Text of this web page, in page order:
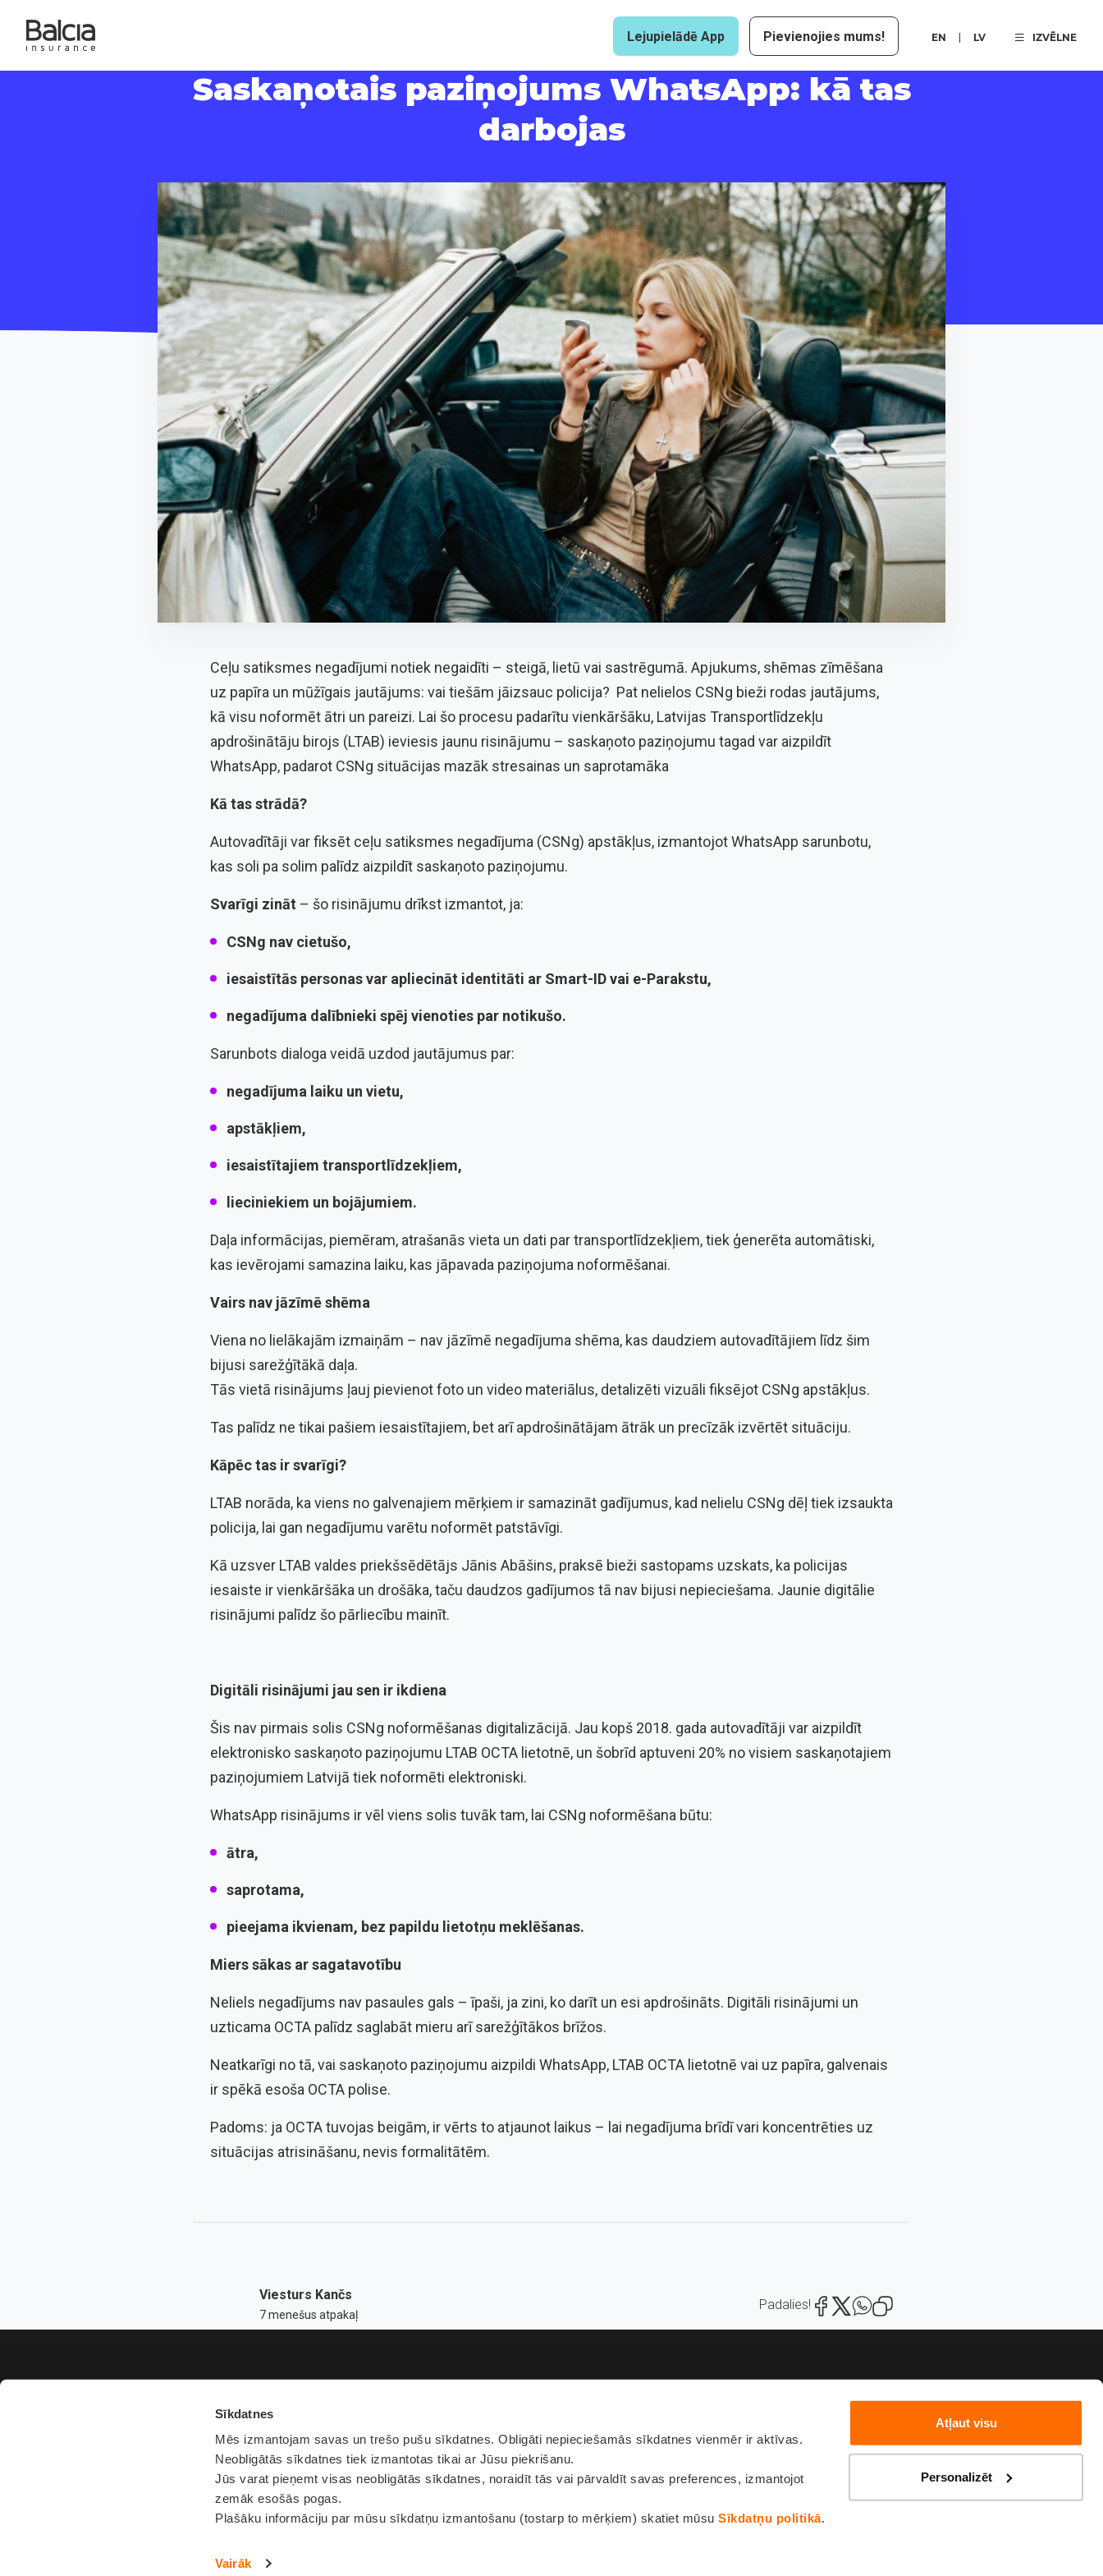
Sīkdatnes
Mēs izmantojam savas un trešo pušu sīkdatnes. Obligāti nepieciešamās sīkdatnes vienmēr ir aktīvas.
Neobligātās sīkdatnes tiek izmantotas tikai ar Jūsu piekrišanu.
Jūs varat pieņemt visas neobligātās sīkdatnes, noraidīt tās vai pārvaldīt savas preferences, izmantojot
zemāk esošās pogas.
Plašāku informāciju par mūsu sīkdatņu izmantošanu (tostarp to mērķiem) skatiet mūsuSīkdatņu politikā.
Vairāk
Atļaut visu
Personalizēt
Lejupielādē App Pievienojies mums! EN LV IZVĒLNE
Saskaņotais paziņojums WhatsApp: kā tas
darbojas
Ceļu satiksmes negadījumi notiek negaidīti – steigā, lietū vai sastrēgumā. Apjukums, shēmas zīmēšana
uz papīra un mūžīgais jautājums: vai tiešām jāizsauc policija? Pat nelielos CSNg bieži rodas jautājums,
kā visu noformēt ātri un pareizi. Lai šo procesu padarītu vienkāršāku, Latvijas Transportlīdzekļu
apdrošinātāju birojs (LTAB) ieviesis jaunu risinājumu – saskaņoto paziņojumu tagad var aizpildīt
WhatsApp, padarot CSNg situācijas mazāk stresainas un saprotamāka
Kā tas strādā?
Autovadītāji var fiksēt ceļu satiksmes negadījuma (CSNg) apstākļus, izmantojot WhatsApp sarunbotu,
kas soli pa solim palīdz aizpildīt saskaņoto paziņojumu.
Svarīgi zināt – šo risinājumu drīkst izmantot, ja:
CSNg nav cietušo,
iesaistītās personas var apliecināt identitāti ar Smart-ID vai e-Parakstu,
negadījuma dalībnieki spēj vienoties par notikušo.
Sarunbots dialoga veidā uzdod jautājumus par:
negadījuma laiku un vietu,
apstākļiem,
iesaistītajiem transportlīdzekļiem,
lieciniekiem un bojājumiem.
Daļa informācijas, piemēram, atrašanās vieta un dati par transportlīdzekļiem, tiek ģenerēta automātiski,
kas ievērojami samazina laiku, kas jāpavada paziņojuma noformēšanai.
Vairs nav jāzīmē shēma
Viena no lielākajām izmaiņām – nav jāzīmē negadījuma shēma, kas daudziem autovadītājiem līdz šim
bijusi sarežģītākā daļa.
Tās vietā risinājums ļauj pievienot foto un video materiālus, detalizēti vizuāli fiksējot CSNg apstākļus.
Tas palīdz ne tikai pašiem iesaistītajiem, bet arī apdrošinātājam ātrāk un precīzāk izvērtēt situāciju.
Kāpēc tas ir svarīgi?
LTAB norāda, ka viens no galvenajiem mērķiem ir samazināt gadījumus, kad nelielu CSNg dēļ tiek izsaukta
policija, lai gan negadījumu varētu noformēt patstāvīgi.
Kā uzsver LTAB valdes priekšsēdētājs Jānis Abāšins, praksē bieži sastopams uzskats, ka policijas
iesaiste ir vienkāršāka un drošāka, taču daudzos gadījumos tā nav bijusi nepieciešama. Jaunie digitālie
risinājumi palīdz šo pārliecību mainīt.
Digitāli risinājumi jau sen ir ikdiena
Šis nav pirmais solis CSNg noformēšanas digitalizācijā. Jau kopš 2018. gada autovadītāji var aizpildīt
elektronisko saskaņoto paziņojumu LTAB OCTA lietotnē, un šobrīd aptuveni 20% no visiem saskaņotajiem
paziņojumiem Latvijā tiek noformēti elektroniski.
WhatsApp risinājums ir vēl viens solis tuvāk tam, lai CSNg noformēšana būtu:
ātra,
saprotama,
pieejama ikvienam, bez papildu lietotņu meklēšanas.
Miers sākas ar sagatavotību
Neliels negadījums nav pasaules gals – īpaši, ja zini, ko darīt un esi apdrošināts. Digitāli risinājumi un
uzticama OCTA palīdz saglabāt mieru arī sarežģītākos brīžos.
Neatkarīgi no tā, vai saskaņoto paziņojumu aizpildi WhatsApp, LTAB OCTA lietotnē vai uz papīra, galvenais
ir spēkā esoša OCTA polise.
Padoms: ja OCTA tuvojas beigām, ir vērts to atjaunot laikus – lai negadījuma brīdī vari koncentrēties uz
situācijas atrisināšanu, nevis formalitātēm.
Viesturs Kančs
7 menešus atpakaļ
Padalies!
Piesakies 82222